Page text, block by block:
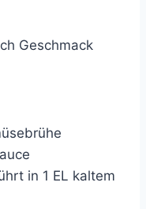
Geschmack
in 1 EL kaltem